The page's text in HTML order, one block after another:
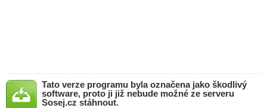
Tato verze programu byla označena jako škodlivý
software, proto ji již nebude možné ze serveru
Sosej.cz stáhnout.